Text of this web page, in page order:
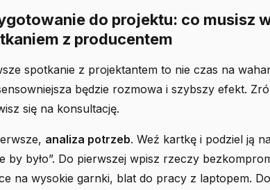
do projektu: co musisz
z producentem
spotkanie z projektantem to nie czas na
będzie rozmowa i szybszy efekt.
się na konsultację.
analiza potrzeb. Weź kartkę i podziel ją
by było”. Do pierwszej wpisz rzeczy
na wysokie garnki, blat do pracy z laptopem.